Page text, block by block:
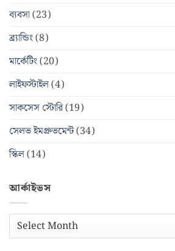
ব্যবসা(23)
ব্র্যান্ডিং(8)
মার্কেটিং(20)
লাইফস্টাইল(4)
সাকসেস স্টোরি(19)
সেলভ ইমপ্রুভমেন্ট(34)
স্কিল(14)
আর্কাইভস
আর্কাইভস